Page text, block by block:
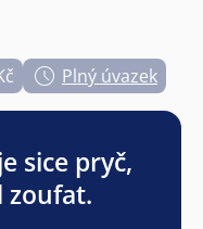
Plný úvazek
sice pryč,
zoufat.